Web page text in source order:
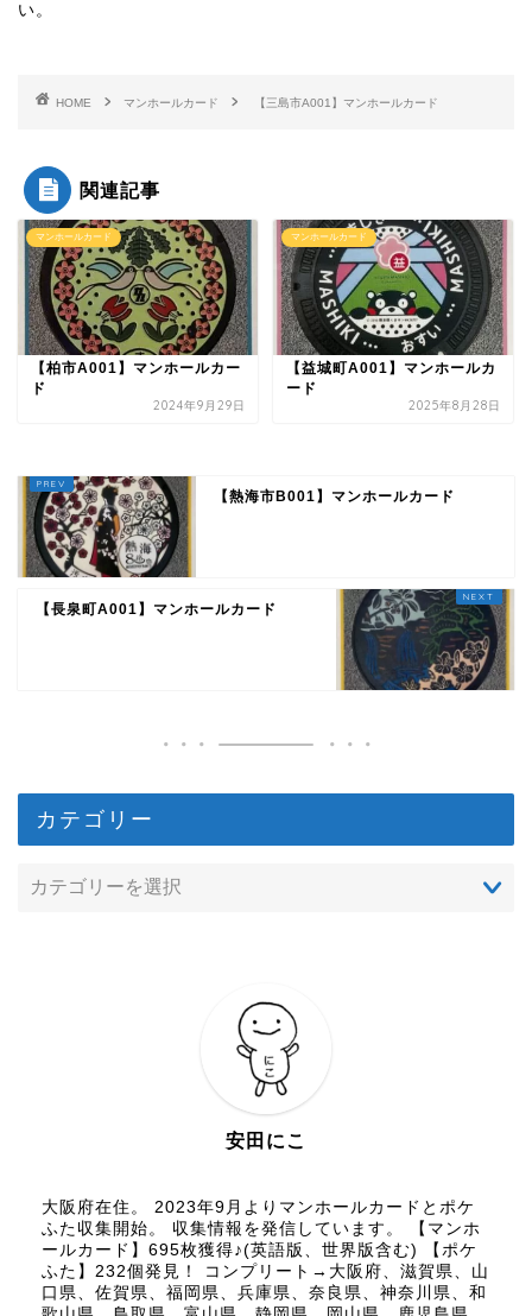
い。
HOME マンホールカード 【三島市A001】マンホールカード
関連記事
マンホールカード
【柏市A001】マンホールカー
ド
2024年9月29日
マンホールカード
【益城町A001】マンホールカ
ード
2025年8月28日
【熱海市B001】マンホールカード
【長泉町A001】マンホールカード
カテゴリー
安田にこ
大阪府在住。 2023年9月よりマンホールカードとポケ
ふた収集開始。 収集情報を発信しています。 【マンホ
ールカード】695枚獲得♪(英語版、世界版含む) 【ポケ
ふた】232個発見！ コンプリート→大阪府、滋賀県、山
口県、佐賀県、福岡県、兵庫県、奈良県、神奈川県、和